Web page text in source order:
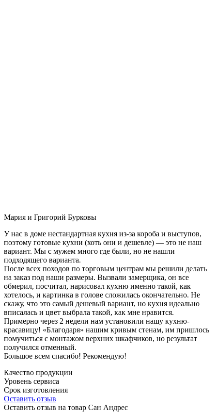
Мария и Григорий Бурковы
У нас в доме нестандартная кухня из-за короба и выступов,
поэтому готовые кухни (хоть они и дешевле) — это не наш
вариант. Мы с мужем много где были, но не нашли
подходящего варианта.
После всех походов по торговым центрам мы решили делать
на заказ под наши размеры. Вызвали замерщика, он все
обмерил, посчитал, нарисовал кухню именно такой, как
хотелось, и картинка в голове сложилась окончательно. Не
скажу, что это самый дешевый вариант, но кухня идеально
вписалась и цвет выбрала такой, как мне нравится.
Примерно через 2 недели нам установили нашу кухню-
красавицу! «Благодаря» нашим кривым стенам, им пришлось
помучиться с монтажом верхних шкафчиков, но результат
получился отменный.
Большое всем спасибо! Рекомендую!
Качество продукции
Уровень сервиса
Срок изготовления
Оставить отзыв
Оставить отзыв на товар Сан Андрес